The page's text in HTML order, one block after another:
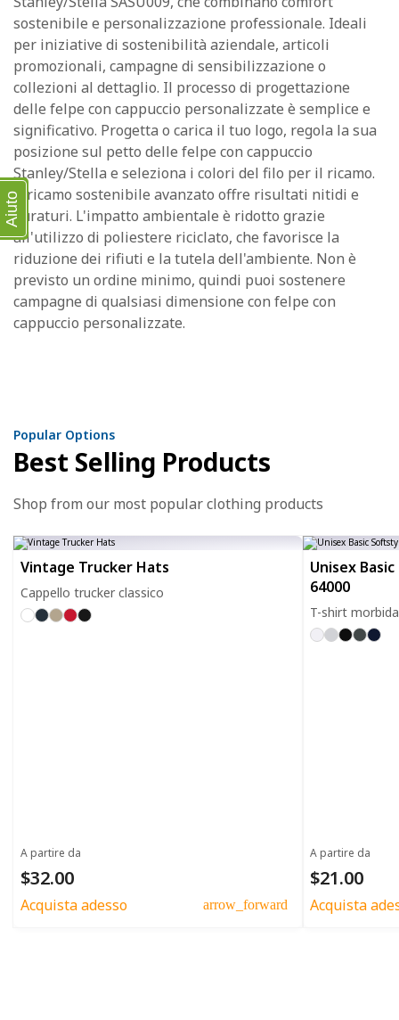
sostenibile e personalizzazione professionale. Ideali
per iniziative di sostenibilità aziendale, articoli
promozionali, campagne di sensibilizzazione o
collezioni al dettaglio. Il processo di progettazione
delle felpe con cappuccio personalizzate è semplice e
significativo. Progetta o carica il tuo logo, regola la sua
posizione sul petto delle felpe con cappuccio
Stanley/Stella e seleziona i colori del filo per il ricamo.
Il ricamo sostenibile avanzato offre risultati nitidi e
duraturi. L'impatto ambientale è ridotto grazie
all'utilizzo di poliestere riciclato, che favorisce la
riduzione dei rifiuti e la tutela dell'ambiente. Non è
previsto un ordine minimo, quindi puoi sostenere
campagne di qualsiasi dimensione con felpe con
cappuccio personalizzate.
Popular Options
Best Selling Products
Shop from our most popular clothing products
Vintage Trucker Hats
Cappello trucker classico
A partire da
$32.00
Acquista adesso arrow_forward
Unisex
64000
T-shirt
A partire da
$21.00
Acquista
Aiuto